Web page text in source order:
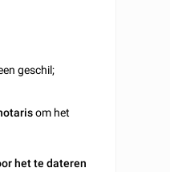
geschil;
om het
het te dateren